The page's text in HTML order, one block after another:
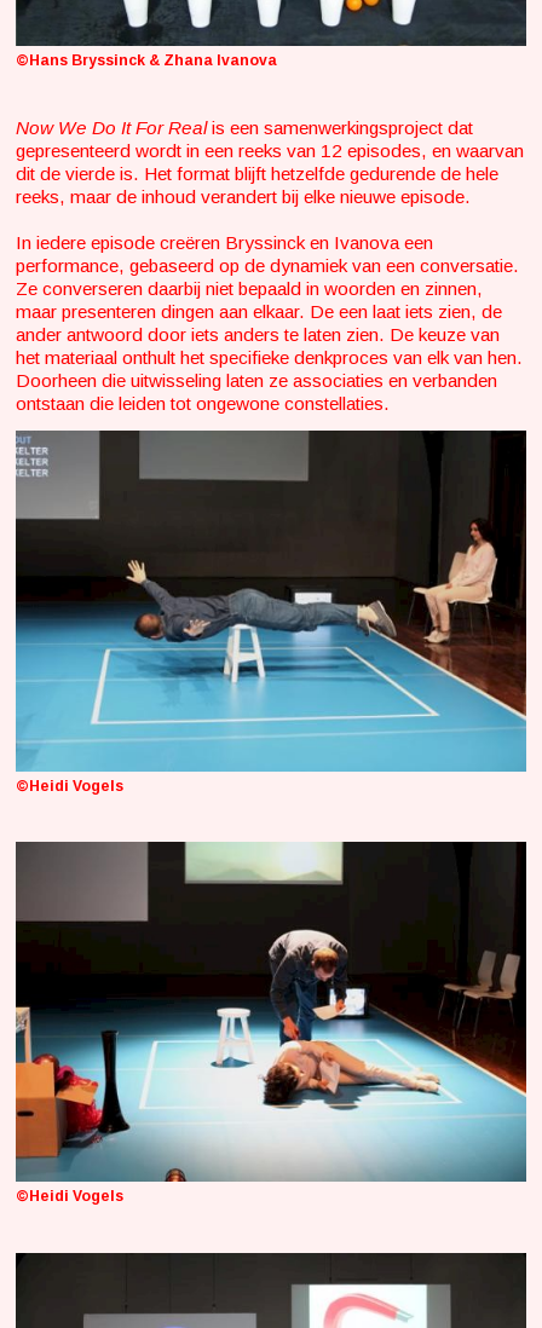
©Hans Bryssinck & Zhana Ivanova
Now We Do It For Realis een samenwerkingsproject dat
gepresenteerd wordt in een reeks van 12 episodes, en waarvan
dit de vierde is. Het format blijft hetzelfde gedurende de hele
reeks, maar de inhoud verandert bij elke nieuwe episode.
In iedere episode creëren Bryssinck en Ivanova een
performance, gebaseerd op de dynamiek van een conversatie.
Ze converseren daarbij niet bepaald in woorden en zinnen,
maar presenteren dingen aan elkaar. De een laat iets zien, de
ander antwoord door iets anders te laten zien. De keuze van
het materiaal onthult het specifieke denkproces van elk van hen.
Doorheen die uitwisseling laten ze associaties en verbanden
ontstaan die leiden tot ongewone constellaties.
©Heidi Vogels
©Heidi Vogels